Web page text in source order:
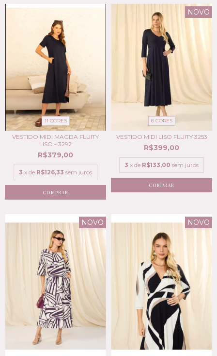
11 CORES
VESTIDO MIDI MAGDA FLUITY
LISO - 3292
R$379,00
3 x de R$126,33 sem juros
COMPRAR
NOVO
6 CORES
VESTIDO MIDI LISO FLUITY 3253
R$399,00
3 x de R$133,00 sem juros
COMPRAR
NOVO NOVO